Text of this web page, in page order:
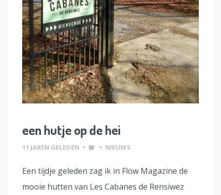
een hutje op de hei
11 JAREN GELEDEN • • NIEUWS
Een tijdje geleden zag ik in Flow Magazine de
mooie hutten van Les Cabanes de Rensiwez